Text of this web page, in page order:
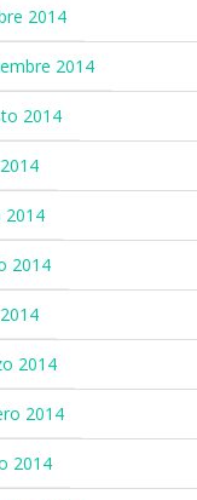
2014
2014
2014
2014
2014
2014
2014
2014